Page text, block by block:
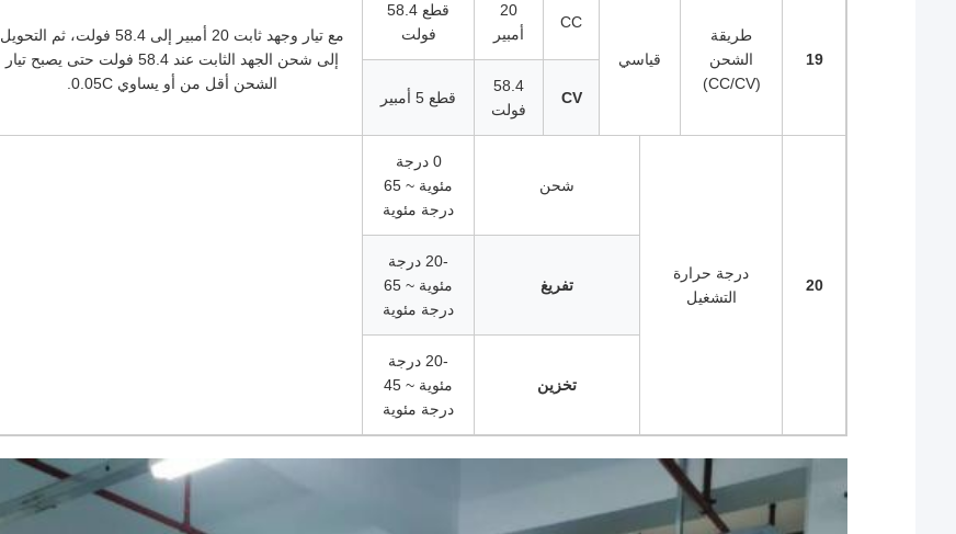
19
طريقة
الشحن
(CC/CV)
قياسي
CC
20
أمبير
قطع 58.4
فولت
مع تيار وجهد ثابت 20 أمبير إلى 58.4 فولت، ثم التحويل
إلى شحن الجهد الثابت عند 58.4 فولت حتى يصبح تيار
الشحن أقل من أو يساوي 0.05C.
CV
58.4
فولت
قطع 5 أمبير
20
درجة حرارة
التشغيل
شحن
0 درجة
مئوية ~ 65
درجة مئوية
تفريغ
-20 درجة
مئوية ~ 65
درجة مئوية
تخزين
-20 درجة
مئوية ~ 45
درجة مئوية